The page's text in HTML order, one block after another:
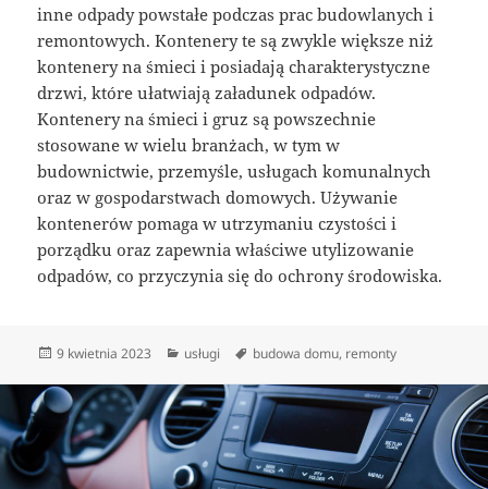
inne odpady powstałe podczas prac budowlanych i
remontowych. Kontenery te są zwykle większe niż
kontenery na śmieci i posiadają charakterystyczne
drzwi, które ułatwiają załadunek odpadów.
Kontenery na śmieci i gruz są powszechnie
stosowane w wielu branżach, w tym w
budownictwie, przemyśle, usługach komunalnych
oraz w gospodarstwach domowych. Używanie
kontenerów pomaga w utrzymaniu czystości i
porządku oraz zapewnia właściwe utylizowanie
odpadów, co przyczynia się do ochrony środowiska.
Data
9 kwietnia 2023 Kategorie
usługi Tagi
budowa domu, remonty